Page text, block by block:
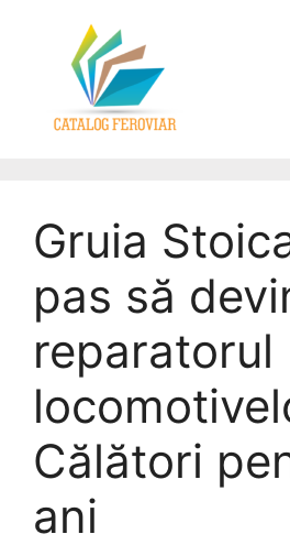
Gruia
pas să
reparatorul
Călători
ani